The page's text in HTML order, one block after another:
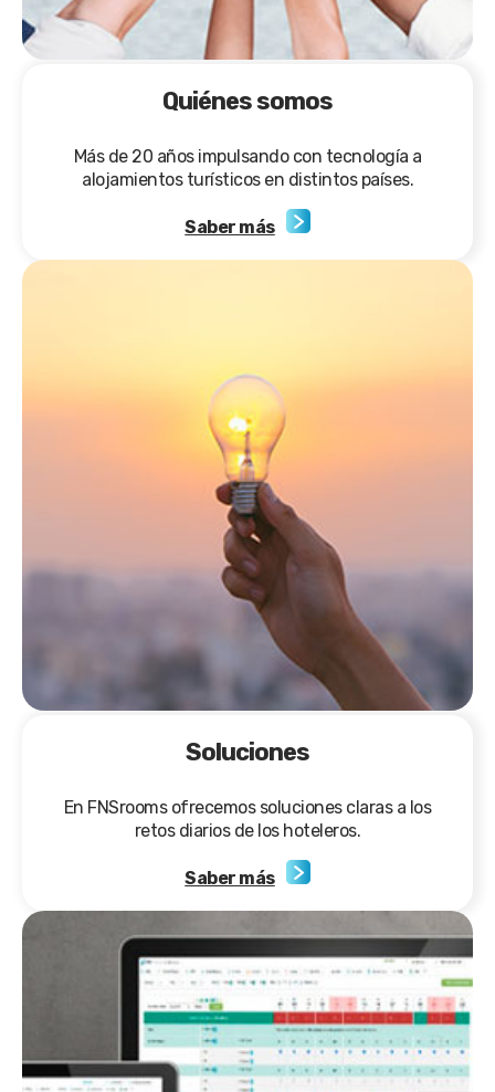
Quiénes somos
Más de 20 años impulsando con tecnología a
alojamientos turísticos en distintos países.
Saber más
Soluciones
En FNSrooms ofrecemos soluciones claras a los
retos diarios de los hoteleros.
Saber más